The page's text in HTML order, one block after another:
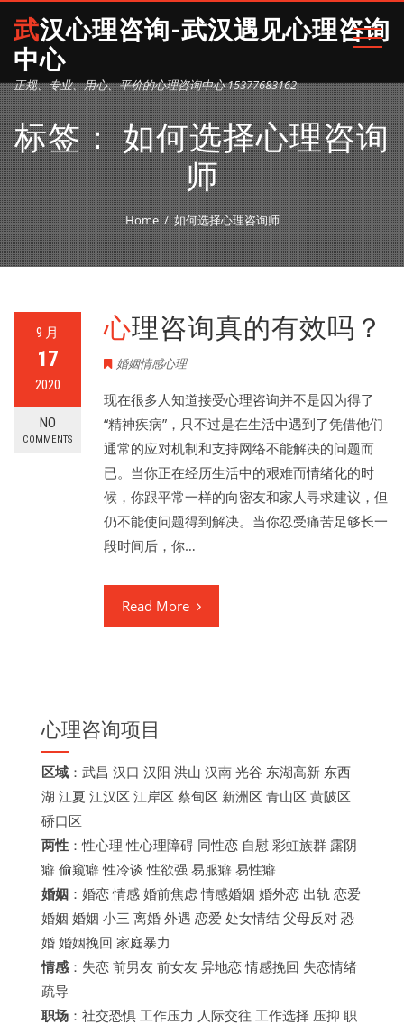
武汉心理咨询-武汉遇见心理咨询
中心
正规、专业、用心、平价的心理咨询中心 15377683162
标签：如何选择心理咨询
师
Home 如何选择心理咨询师
9 月
17
2020
NO
COMMENTS
心理咨询真的有效吗？
婚姻情感心理
现在很多人知道接受心理咨询并不是因为得了
“精神疾病”，只不过是在生活中遇到了凭借他们
通常的应对机制和支持网络不能解决的问题而
已。当你正在经历生活中的艰难而情绪化的时
候，你跟平常一样的向密友和家人寻求建议，但
仍不能使问题得到解决。当你忍受痛苦足够长一
段时间后，你…
Read More
心理咨询项目
区域 ： 武昌 汉口 汉阳 洪山 汉南 光谷 东湖高新 东西
湖 江夏 江汉区 江岸区 蔡甸区 新洲区 青山区 黄陂区
硚口区
两性 ：性心理 性心理障碍 同性恋 自慰 彩虹族群 露阴
癖 偷窥癖 性冷谈 性欲强 易服癖 易性癖
婚姻 ：婚恋 情感 婚前焦虑 情感婚姻 婚外恋 出轨 恋爱
婚姻 婚姻 小三 离婚 外遇 恋爱 处女情结 父母反对 恐
婚 婚姻挽回 家庭暴力
情感 ：失恋 前男友 前女友 异地恋 情感挽回 失恋情绪
疏导
职场 ：社交恐惧 工作压力 人际交往 工作选择 压抑 职